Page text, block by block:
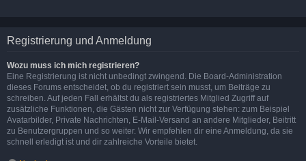
Registrierung und Anmeldung
Wozu muss ich mich registrieren?
Eine Registrierung ist nicht unbedingt zwingend. Die Board-Administration
dieses Forums entscheidet, ob du registriert sein musst, um Beiträge zu
schreiben. Auf jeden Fall erhältst du als registriertes Mitglied Zugriff auf
zusätzliche Funktionen, die Gästen nicht zur Verfügung stehen: zum Beispiel
Avatarbilder, Private Nachrichten, E-Mail-Versand an andere Mitglieder, Beitritt
zu Benutzergruppen und so weiter. Wir empfehlen dir eine Anmeldung, da sie
schnell erledigt ist und dir zahlreiche Vorteile bietet.